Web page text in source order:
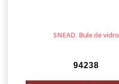
SNEAD. Bule de vidro
94238